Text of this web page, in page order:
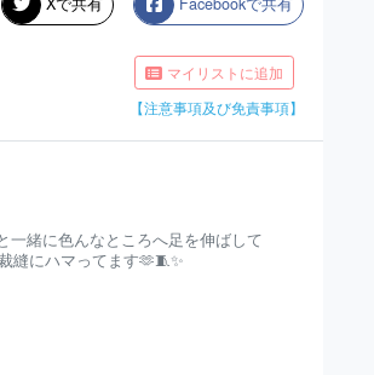
マイリストに追加
【注意事項及び免責事項】
一緒に色んなところへ足を伸ばして
縫にハマってます🫶🧵✨